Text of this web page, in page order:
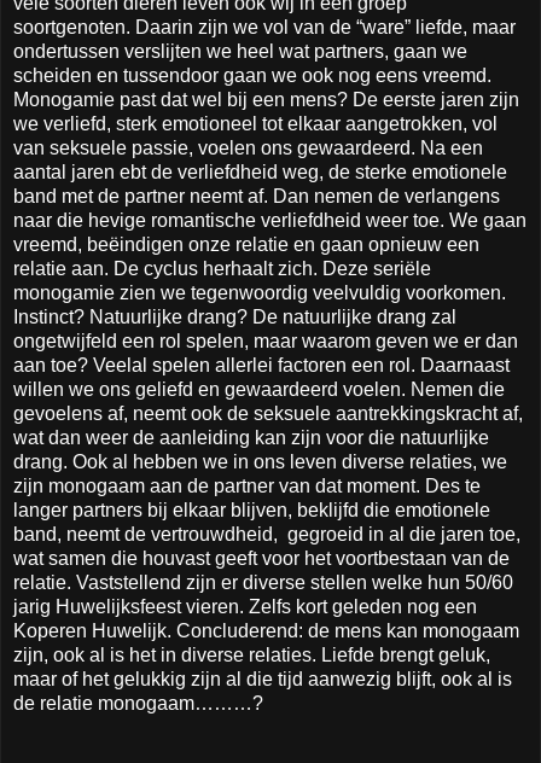
soortgenoten. Daarin zijn we vol van de “ware” liefde, maar
ondertussen verslijten we heel wat partners, gaan we
scheiden en tussendoor gaan we ook nog eens vreemd.
Monogamie past dat wel bij een mens? De eerste jaren zijn
we verliefd, sterk emotioneel tot elkaar aangetrokken, vol
van seksuele passie, voelen ons gewaardeerd. Na een
aantal jaren ebt de verliefdheid weg, de sterke emotionele
band met de partner neemt af. Dan nemen de verlangens
naar die hevige romantische verliefdheid weer toe. We gaan
vreemd, beëindigen onze relatie en gaan opnieuw een
relatie aan. De cyclus herhaalt zich. Deze seriële
monogamie zien we tegenwoordig veelvuldig voorkomen.
Instinct? Natuurlijke drang? De natuurlijke drang zal
ongetwijfeld een rol spelen, maar waarom geven we er dan
aan toe? Veelal spelen allerlei factoren een rol. Daarnaast
willen we ons geliefd en gewaardeerd voelen. Nemen die
gevoelens af, neemt ook de seksuele aantrekkingskracht af,
wat dan weer de aanleiding kan zijn voor die natuurlijke
drang. Ook al hebben we in ons leven diverse relaties, we
zijn monogaam aan de partner van dat moment. Des te
langer partners bij elkaar blijven, beklijfd die emotionele
band, neemt de vertrouwdheid, gegroeid in al die jaren toe,
wat samen die houvast geeft voor het voortbestaan van de
relatie. Vaststellend zijn er diverse stellen welke hun 50/60
jarig Huwelijksfeest vieren. Zelfs kort geleden nog een
Koperen Huwelijk. Concluderend: de mens kan monogaam
zijn, ook al is het in diverse relaties. Liefde brengt geluk,
maar of het gelukkig zijn al die tijd aanwezig blijft, ook al is
de relatie monogaam………?